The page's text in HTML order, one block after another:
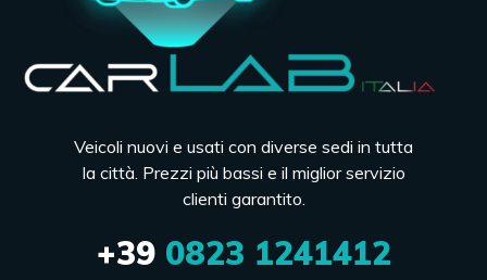
Veicoli nuovi e usati con diverse sedi in tutta
la città. Prezzi più bassi e il miglior servizio
clienti garantito.
+390823 1241412